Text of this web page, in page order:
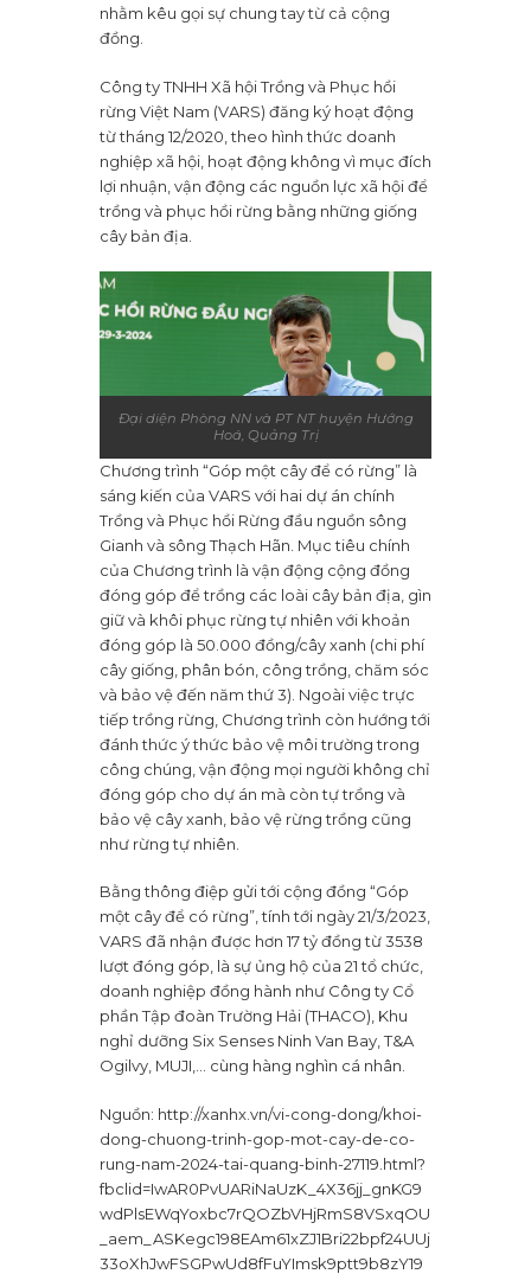
nhằm kêu gọi sự chung tay từ cả cộng
đồng.
Công ty TNHH Xã hội Trồng và Phục hồi
rừng Việt Nam (VARS) đăng ký hoạt động
từ tháng 12/2020, theo hình thức doanh
nghiệp xã hội, hoạt động không vì mục đích
lợi nhuận, vận động các nguồn lực xã hội để
trồng và phục hồi rừng bằng những giống
cây bản địa.
Đại diện Phòng NN và PT NT huyện Hướng
Hoá, Quảng Trị
Chương trình “Góp một cây để có rừng” là
sáng kiến của VARS với hai dự án chính
Trồng và Phục hồi Rừng đầu nguồn sông
Gianh và sông Thạch Hãn. Mục tiêu chính
của Chương trình là vận động cộng đồng
đóng góp để trồng các loài cây bản địa, gìn
giữ và khôi phục rừng tự nhiên với khoản
đóng góp là 50.000 đồng/cây xanh (chi phí
cây giống, phân bón, công trồng, chăm sóc
và bảo vệ đến năm thứ 3). Ngoài việc trực
tiếp trồng rừng, Chương trình còn hướng tới
đánh thức ý thức bảo vệ môi trường trong
công chúng, vận động mọi người không chỉ
đóng góp cho dự án mà còn tự trồng và
bảo vệ cây xanh, bảo vệ rừng trồng cũng
như rừng tự nhiên.
Bằng thông điệp gửi tới cộng đồng “Góp
một cây để có rừng”, tính tới ngày 21/3/2023,
VARS đã nhận được hơn 17 tỷ đồng từ 3538
lượt đóng góp, là sự ủng hộ của 21 tổ chức,
doanh nghiệp đồng hành như Công ty Cổ
phần Tập đoàn Trường Hải (THACO), Khu
nghỉ dưỡng Six Senses Ninh Van Bay, T&A
Ogilvy, MUJI,… cùng hàng nghìn cá nhân.
Nguồn: http://xanhx.vn/vi-cong-dong/khoi-
dong-chuong-trinh-gop-mot-cay-de-co-
rung-nam-2024-tai-quang-binh-27119.html?
fbclid=IwAR0PvUARiNaUzK_4X36jj_gnKG9
wdPlsEWqYoxbc7rQOZbVHjRmS8VSxqOU
_aem_ASKegc198EAm61xZJ1Bri22bpf24UUj
33oXhJwFSGPwUd8fFuYImsk9ptt9b8zY19